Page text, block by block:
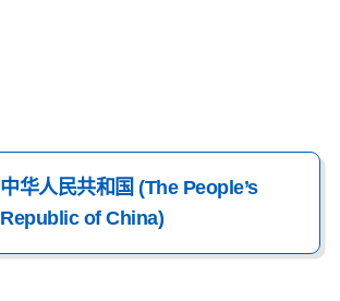
中华人民共和国 (The People’s
Republic of China)